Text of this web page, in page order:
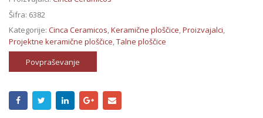
Šifra: 6382
Kategorije: Cinca Ceramicos,Keramične ploščice,Proizvajalci,
Projektne keramične ploščice,Talne ploščice
Povpraševanje